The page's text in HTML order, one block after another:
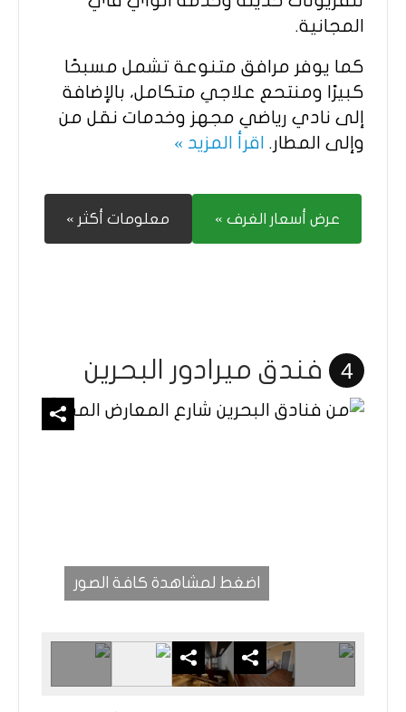
المجانية.
كما يوفر مرافق متنوعة تشمل مسبحًا
كبيرًا ومنتحع علاجي متكامل، بالإضافة
إلى نادي رياضي مجهز وخدمات نقل من
وإلى المطار. اقرأ المزيد »
عرض أسعار الغرف » معلومات أكثر »
4 فندق ميرادور البحرين
اضغط لمشاهدة كافة الصور